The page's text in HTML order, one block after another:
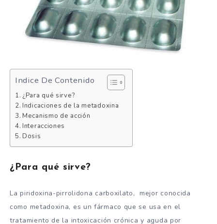
Indice De Contenido
¿Para qué sirve?
Indicaciones de la metadoxina
Mecanismo de acción
Interacciones
Dosis
¿Para qué sirve?
La piridoxina-pirrolidona carboxilato, mejor conocida
como metadoxina, es un fármaco que se usa en el
tratamiento de la intoxicación crónica y aguda por